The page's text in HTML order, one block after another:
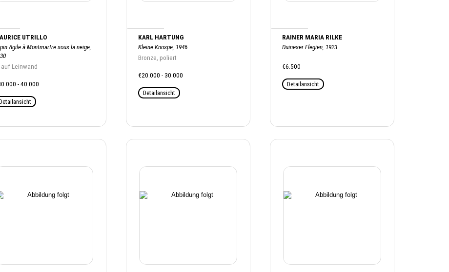
UTRILLO
Agile à Montmartre sous la neige,
auf Leinwand
- 40.000
KARL HARTUNG
Kleine Knospe, 1946
Bronze, poliert
€20.000 - 30.000
Detailansicht
RAINER MARIA RILKE
Duineser Elegien, 1923
€6.500
Detailansicht